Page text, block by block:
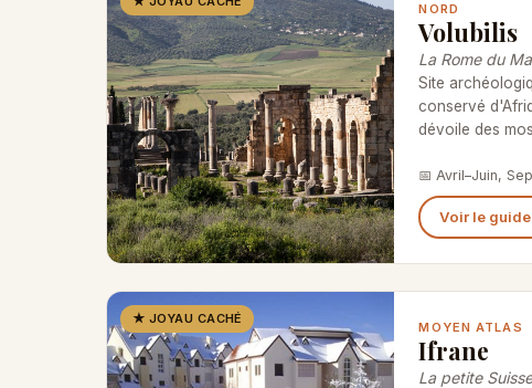
NORD
Volubilis
La Rome du
Site
conservé
dévoile des
📅 Avril–Juin,
Voir le
★ JOYAU CACHÉ
MOYEN ATLAS
Ifrane
La petite